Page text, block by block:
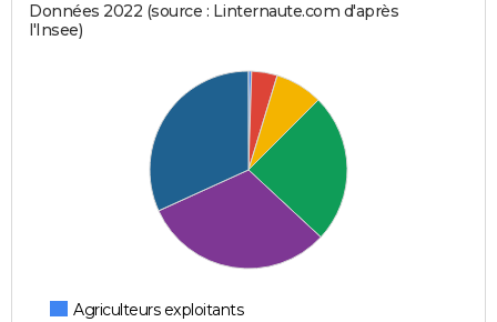
Données 2022 (source : Linternaute.com d'après
l'Insee)
Agriculteurs exploitants